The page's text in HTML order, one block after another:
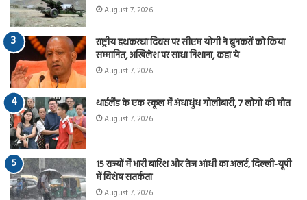
August 7, 2026
राष्ट्रीय हथकरघा दिवस पर सीएम योगी ने बुनकरों को किया
सम्मानित, अखिलेश पर साधा निशाना, कहा ये
August 7, 2026
थाईलैंड के एक स्कूल में अंधाधुंध गोलीबारी, 7 लोगो की मौत
August 7, 2026
15 राज्यों में भारी बारिश और तेज आंधी का अलर्ट, दिल्ली-यूपी
में विशेष सतर्कता
August 7, 2026